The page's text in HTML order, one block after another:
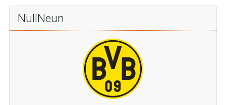
NullNeun